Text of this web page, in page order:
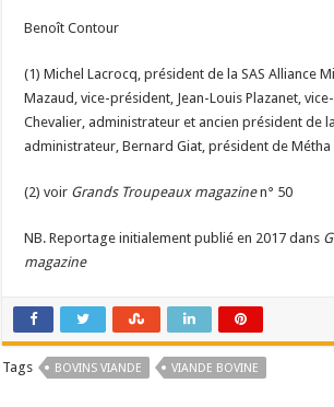
Benoît Contour
(1) Michel Lacrocq, président de la SAS Alliance
Mazaud, vice-président, Jean-Louis Plazanet,
Chevalier, administrateur et ancien président de
administrateur, Bernard Giat, président de Métha
(2) voir Grands Troupeaux magazinen° 50
NB. Reportage initialement publié en 2017 dans
magazine
Tags BOVINS VIANDE VIANDE BOVINE